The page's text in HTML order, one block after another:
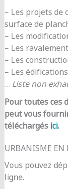
– Les projets de
surface de
– Les
– Les
– Les
– Les
… Liste non
Pour toutes ces
peut vous
téléchargés ici.
URBANISME EN
Vous pouvez
ligne.